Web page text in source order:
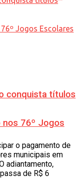
conquista títulos
nos 76º Jogos
o pagamento de
municipais em
adiantamento,
de R$ 6